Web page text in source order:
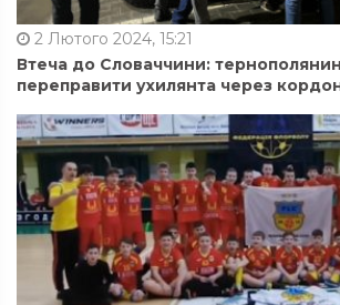
2 Лютого 2024, 15:21
Втеча до Словаччини:
переправити ухилянта через